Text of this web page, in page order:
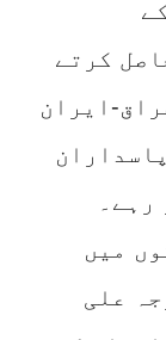
کرتے
ایران
میں
علی